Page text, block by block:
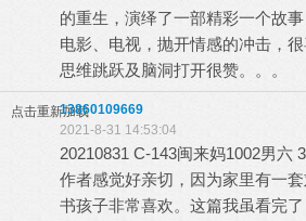
的重生，演绎了一部精彩一个故事
电影、电视，抛开情感的冲击，
思维跳跃及脑洞打开很赞。。。
点击重新加载13860109669
2021-8-31 14:53:04
20210831 C-143闽来妈1002男六
作者感觉好亲切，因为家里有一
书孩子非常喜欢。这篇我虽看完